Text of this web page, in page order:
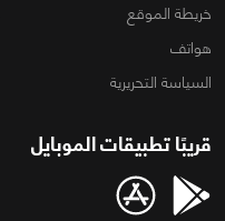
خريطة الموقع
هواتف
السياسة التحريرية
قريبًا تطبيقات الموبايل